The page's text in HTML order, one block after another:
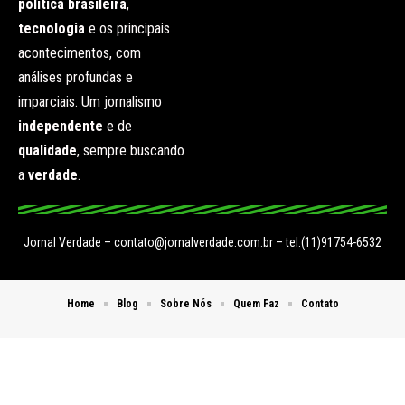
política brasileira,
tecnologia e os principais
acontecimentos, com
análises profundas e
imparciais. Um jornalismo
independente e de
qualidade, sempre buscando
a verdade.
Jornal Verdade – contato@jornalverdade.com.br – tel.(11)91754-6532
Home Blog Sobre Nós Quem Faz Contato